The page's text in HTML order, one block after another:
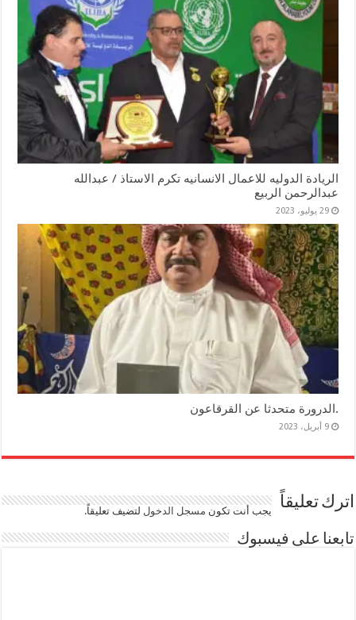
الريادة الدوليه للاعمال الانسانيه تكرم الاستاذ / عبدالله
عبدالرحمن الربيع
29 يوليو، 2023
.الدرورة متحدثا عن القرقاعون
9 أبريل، 2023
اترك تعليقاً يجب أنت تكون مسجل الدخوللتضيف تعليقاً.
تابعنا على فيسبوك